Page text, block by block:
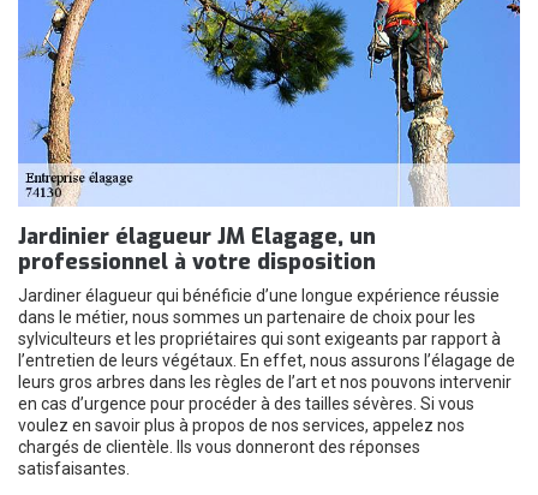
Jardinier élagueur JM Elagage, un
professionnel à votre disposition
Jardiner élagueur qui bénéficie d’une longue expérience réussie
dans le métier, nous sommes un partenaire de choix pour les
sylviculteurs et les propriétaires qui sont exigeants par rapport à
l’entretien de leurs végétaux. En effet, nous assurons l’élagage de
leurs gros arbres dans les règles de l’art et nos pouvons intervenir
en cas d’urgence pour procéder à des tailles sévères. Si vous
voulez en savoir plus à propos de nos services, appelez nos
chargés de clientèle. Ils vous donneront des réponses
satisfaisantes.